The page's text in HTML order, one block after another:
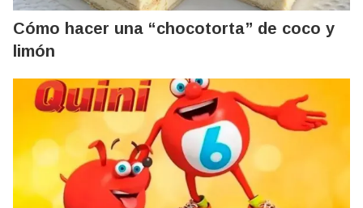
Cómo hacer una “chocotorta” de coco y
limón